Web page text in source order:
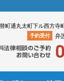
町通丸太町下ル西方寺
弁
予約受付